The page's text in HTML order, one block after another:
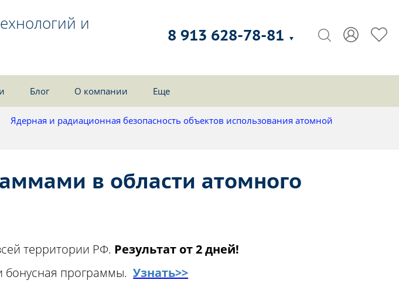
и
8 913 628-78-81 ▼
Блог О компании Еще
Ядерная и радиационная безопасность объектов использования атомной
в области атомного
территории РФ. Результат от 2 дней!
бонусная программы.Узнать>>